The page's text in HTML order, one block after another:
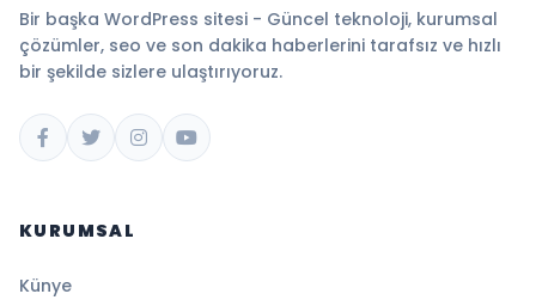
Bir başka WordPress sitesi - Güncel teknoloji, kurumsal
çözümler, seo ve son dakika haberlerini tarafsız ve hızlı
bir şekilde sizlere ulaştırıyoruz.
KURUMSAL
Künye